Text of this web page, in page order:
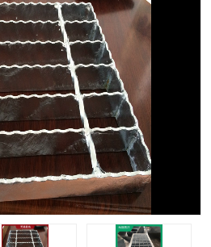
钢格栅
钢格板
复合钢格板
插接钢格板